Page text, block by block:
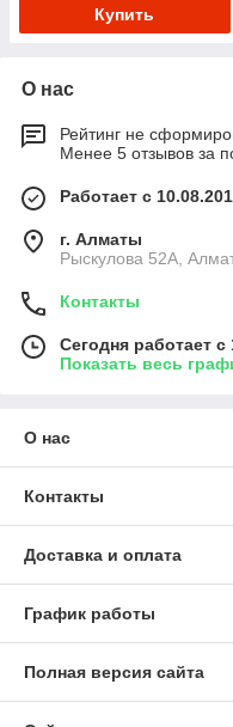
Купить
О нас
Рейтинг не
Менее 5 отзывов за
Работает с
г. Алматы
Рыскулова 52А,
Контакты
Сегодня работает с
Показать весь
О нас
Контакты
Доставка и оплата
График работы
Полная версия сайта